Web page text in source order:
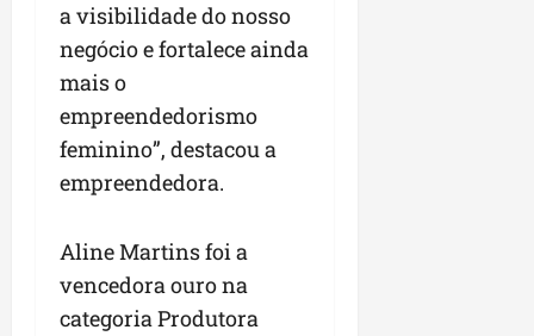
a visibilidade do nosso
negócio e fortalece ainda
mais o
empreendedorismo
feminino”, destacou a
empreendedora.
Aline Martins foi a
vencedora ouro na
categoria Produtora